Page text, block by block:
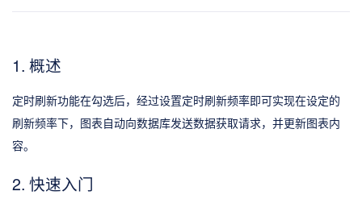
1. 概述
定时刷新功能在勾选后，经过设置定时刷新频率即可实现在设定的
刷新频率下，图表自动向数据库发送数据获取请求，并更新图表内
容。
2. 快速入门